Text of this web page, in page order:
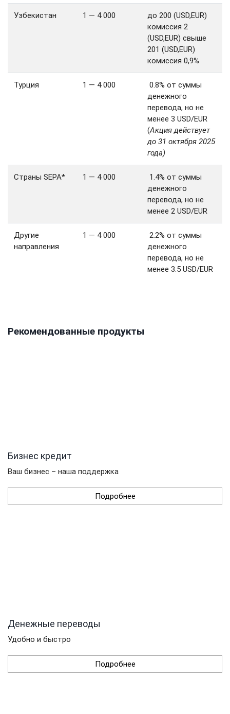
Узбекистан 1 — 4 000
до 200 (USD,EUR)
комиссия 2
(USD,EUR) свыше
201 (USD,EUR)
комиссия 0,9%
Турция 1 — 4 000
0.8% от суммы
денежного
перевода, но не
менее 3 USD/EUR
(Акция действует
до 31 октября 2025
года)
Страны SEPA* 1 — 4 000
1.4% от суммы
денежного
перевода, но не
менее 2 USD/EUR
Другие
направления
1 — 4 000
2.2% от суммы
денежного
перевода, но не
менее 3.5 USD/EUR
Рекомендованные продукты
Бизнес кредит
Ваш бизнес – наша поддержка
Подробнее
Денежные переводы
Удобно и быстро
Подробнее